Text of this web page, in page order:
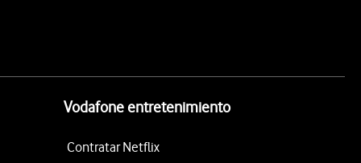
Vodafone entretenimiento
Contratar Netflix